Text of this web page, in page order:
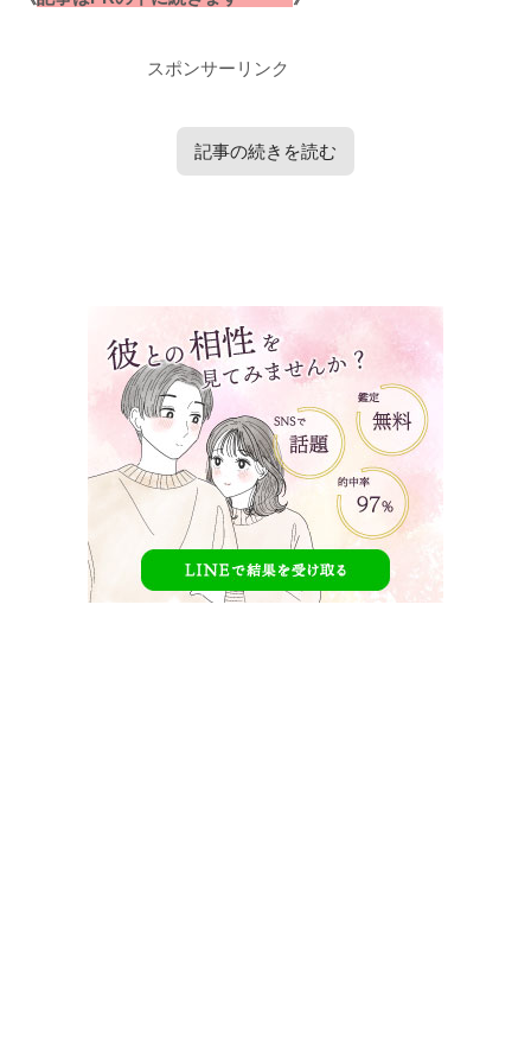
スポンサーリンク
記事の続きを読む